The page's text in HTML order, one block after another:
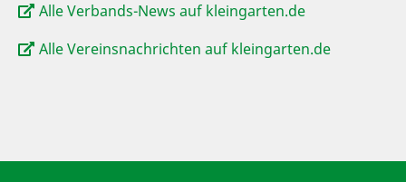
Alle Verbands-News auf kleingarten.de
Alle Vereinsnachrichten auf kleingarten.de